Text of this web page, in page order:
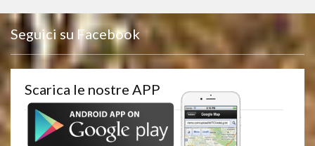
Seguici su Facebook
Scarica le nostre APP